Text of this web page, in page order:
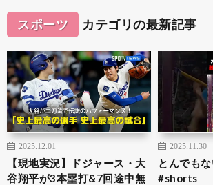
スポーツ カテゴリの最新記事
2025.12.01
【現地実況】ドジャース・大
谷翔平が3本塁打&7回途中無
2025.11.30
とんでも
#shorts